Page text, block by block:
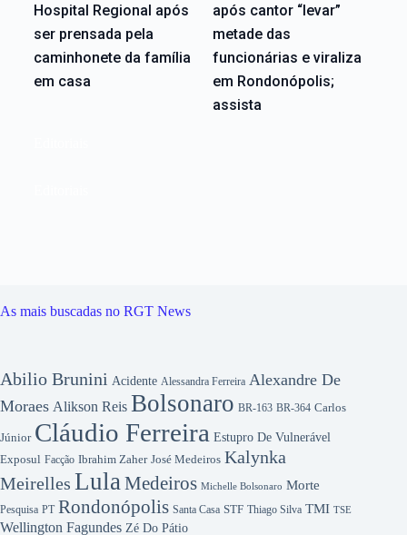
Hospital Regional após
ser prensada pela
caminhonete da família
em casa
após cantor “levar”
metade das
funcionárias e viraliza
em Rondonópolis;
assista
As mais buscadas no RGT News
Abilio Brunini Acidente Alessandra Ferreira Alexandre De
Moraes Alikson Reis Bolsonaro BR-163 BR-364 Carlos
Júnior Cláudio Ferreira Estupro De Vulnerável
Exposul Facção Ibrahim Zaher José Medeiros Kalynka
Meirelles Lula Medeiros Michelle Bolsonaro Morte
Pesquisa PT Rondonópolis Santa Casa STF Thiago Silva TMI TSE
Wellington Fagundes Zé Do Pátio